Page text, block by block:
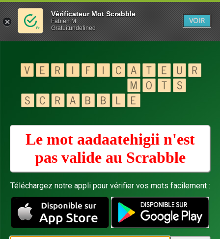
Le mot aadaatehigii n'est
pas valide au Scrabble
Téléchargez notre appli pour vérifier vos mots facilement :
Vérificateur Mot Scrabble
Fabien M
Gratuitundefined
VOIR